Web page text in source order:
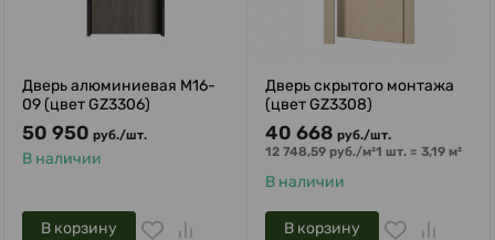
Дверь алюминиевая M16-
09 (цвет GZ3306)
50 950 руб./шт.
В наличии
В корзину
Дверь скрытого монтажа
(цвет GZ3308)
40 668 руб./шт.
12 748,59 руб./м²1 шт. = 3,19 м²
В наличии
В корзину